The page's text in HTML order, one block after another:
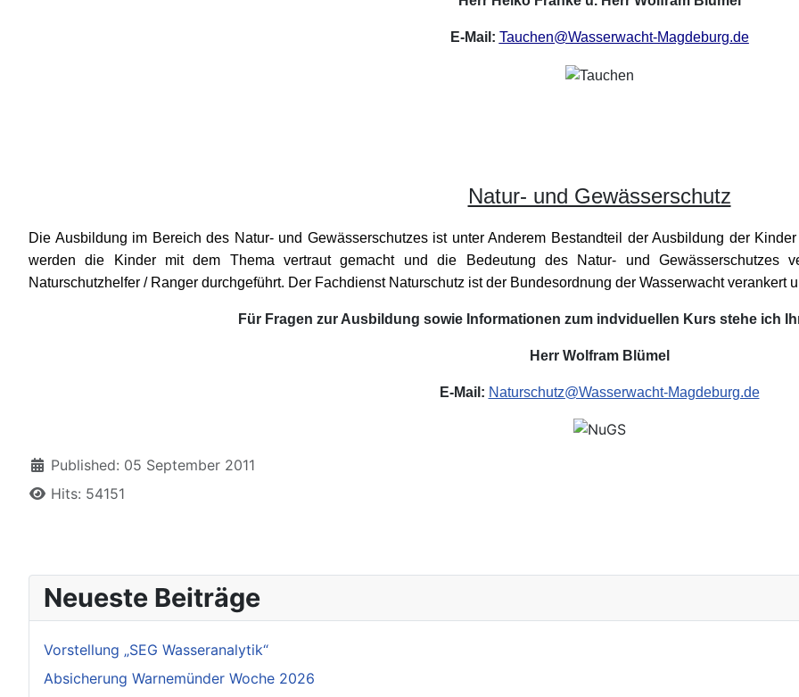
E-Mail: Tauchen@Wasserwacht-Magdeburg.de
Natur- und Gewässerschutz
Die Ausbildung im Bereich des Natur- und Gewässerschutzes ist unter Anderem Bestandteil der Ausbildung der
werden die Kinder mit dem Thema vertraut gemacht und die Bedeutung des Natur- und Gewässerschutzes
Naturschutzhelfer / Ranger durchgeführt. Der Fachdienst Naturschutz ist der Bundesordnung der Wasserwacht
Für Fragen zur Ausbildung sowie Informationen zum indviduellen Kurs stehe ich
Herr Wolfram Blümel
E-Mail: Naturschutz@Wasserwacht-Magdeburg.de
DetailsPublished: 05 September 2011
Hits: 54151
Neueste Beiträge
Vorstellung „SEG Wasseranalytik“
Absicherung Warnemünder Woche 2026